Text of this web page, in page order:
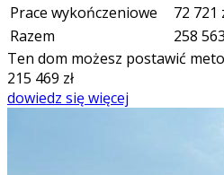
Prace wykończeniowe
72 721
Razem
258 563
Ten dom możesz postawić
215 469 zł
dowiedz się więcej